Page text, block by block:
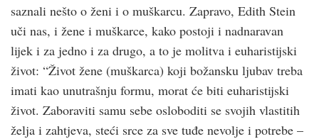
saznali nešto o ženi i o muškarcu. Zapravo, Edith Stein
uči nas, i žene i muškarce, kako postoji i nadnaravan
lijek i za jedno i za drugo, a to je molitva i euharistijski
život: “Život žene (muškarca) koji božansku ljubav treba
imati kao unutrašnju formu, morat će biti euharistijski
život. Zaboraviti samu sebe osloboditi se svojih vlastitih
želja i zahtjeva, steći srce za sve tuđe nevolje i potrebe –